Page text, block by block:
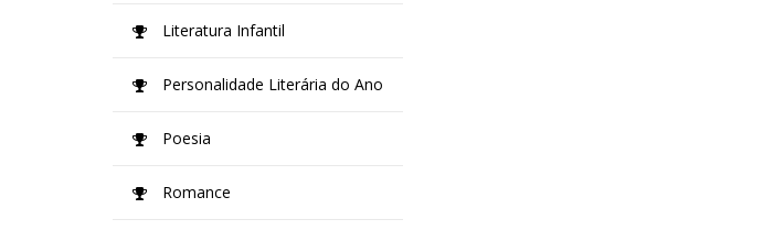
Literatura Infantil
Personalidade Literária do Ano
Poesia
Romance